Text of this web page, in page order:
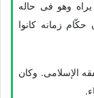
وهو فی حاله
حکّام زمانه کانوا
الإسلامی. وکان